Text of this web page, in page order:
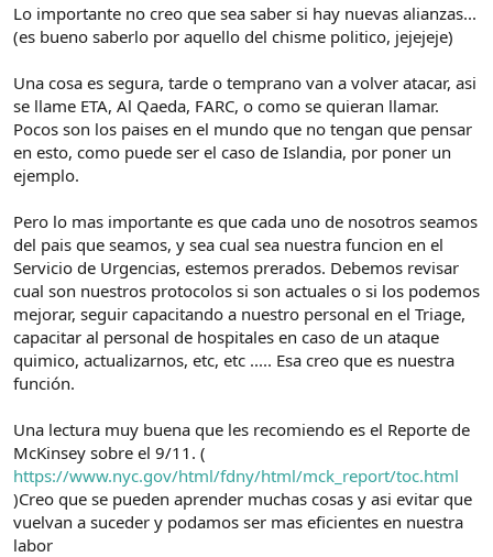
Lo importante no creo que sea saber si hay nuevas alianzas...
(es bueno saberlo por aquello del chisme politico, jejejeje)
Una cosa es segura, tarde o temprano van a volver atacar, asi
se llame ETA, Al Qaeda, FARC, o como se quieran llamar.
Pocos son los paises en el mundo que no tengan que pensar
en esto, como puede ser el caso de Islandia, por poner un
ejemplo.
Pero lo mas importante es que cada uno de nosotros seamos
del pais que seamos, y sea cual sea nuestra funcion en el
Servicio de Urgencias, estemos prerados. Debemos revisar
cual son nuestros protocolos si son actuales o si los podemos
mejorar, seguir capacitando a nuestro personal en el Triage,
capacitar al personal de hospitales en caso de un ataque
quimico, actualizarnos, etc, etc ..... Esa creo que es nuestra
función.
Una lectura muy buena que les recomiendo es el Reporte de
McKinsey sobre el 9/11. (
https://www.nyc.gov/html/fdny/html/mck_report/toc.html
)Creo que se pueden aprender muchas cosas y asi evitar que
vuelvan a suceder y podamos ser mas eficientes en nuestra
labor